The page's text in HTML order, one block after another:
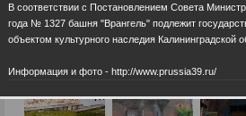
В соответствии с Постановлением Совета
года № 1327 башня "Врангель" подлежит
объектом культурного наследия Калининградской
Информация и фото - http://www.prussia39.ru/